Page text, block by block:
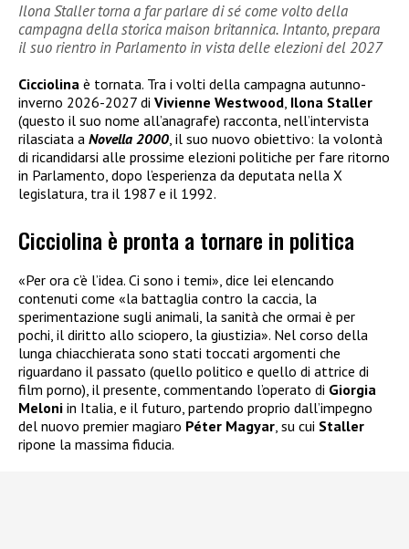
Ilona Staller torna a far parlare di sé come volto della
campagna della storica maison britannica. Intanto, prepara
il suo rientro in Parlamento in vista delle elezioni del 2027
Cicciolina è tornata. Tra i volti della campagna autunno-
inverno 2026-2027 di Vivienne Westwood, Ilona Staller
(questo il suo nome all’anagrafe) racconta, nell’intervista
rilasciata a Novella 2000, il suo nuovo obiettivo: la volontà
di ricandidarsi alle prossime elezioni politiche per fare ritorno
in Parlamento, dopo l’esperienza da deputata nella X
legislatura, tra il 1987 e il 1992.
Cicciolina è pronta a tornare in politica
«Per ora c’è l’idea. Ci sono i temi», dice lei elencando
contenuti come «la battaglia contro la caccia, la
sperimentazione sugli animali, la sanità che ormai è per
pochi, il diritto allo sciopero, la giustizia». Nel corso della
lunga chiacchierata sono stati toccati argomenti che
riguardano il passato (quello politico e quello di attrice di
film porno), il presente, commentando l’operato di Giorgia
Meloni in Italia, e il futuro, partendo proprio dall’impegno
del nuovo premier magiaro Péter Magyar , su cui Staller
ripone la massima fiducia.